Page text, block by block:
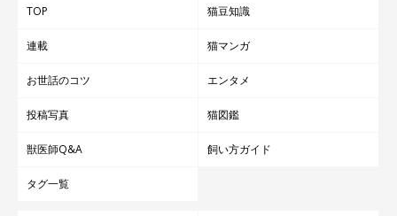
今後も、思わず「うんうん」と頷いてしまうようなイチオシ川柳
をお届けしますので、お楽しみに♪
ご投稿いただいたみなさま、ありがとうございました！
第二回犬猫あるある川柳2020結果発表はコチラ
TOP 猫豆知識
連載 猫マンガ
お世話のコツ エンタメ
投稿写真 猫図鑑
獣医師Q&A 飼い方ガイド
タグ一覧